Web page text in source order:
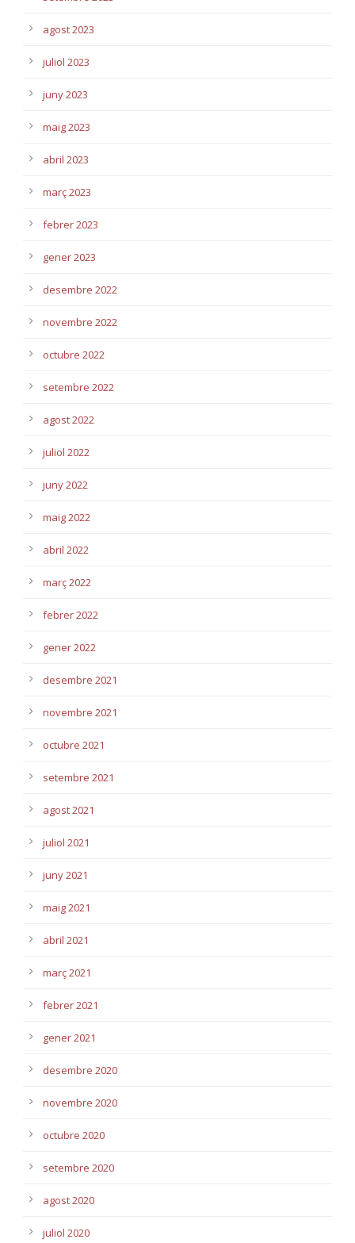
agost 2023
juliol 2023
juny 2023
maig 2023
abril 2023
març 2023
febrer 2023
gener 2023
desembre 2022
novembre 2022
octubre 2022
setembre 2022
agost 2022
juliol 2022
juny 2022
maig 2022
abril 2022
març 2022
febrer 2022
gener 2022
desembre 2021
novembre 2021
octubre 2021
setembre 2021
agost 2021
juliol 2021
juny 2021
maig 2021
abril 2021
març 2021
febrer 2021
gener 2021
desembre 2020
novembre 2020
octubre 2020
setembre 2020
agost 2020
juliol 2020